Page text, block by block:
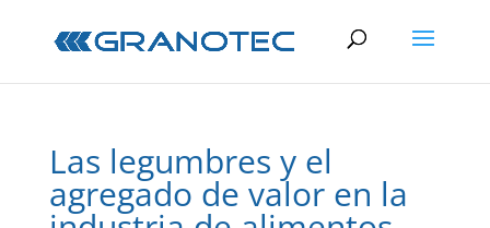
Las legumbres y el
agregado de valor en la